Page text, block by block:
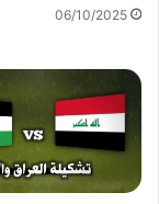
06/10/2025